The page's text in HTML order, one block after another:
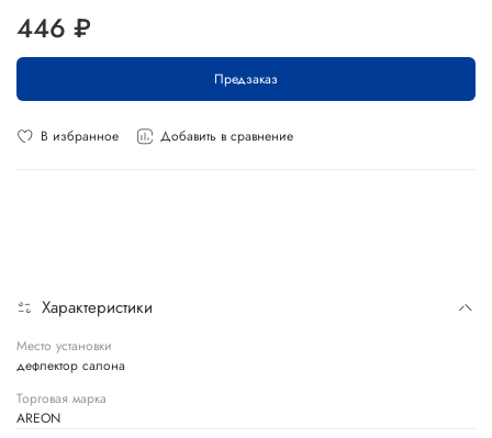
В избранное Добавить в сравнение
446 ₽
Предзаказ
Характеристики
Место установки
дефлектор салона
Торговая марка
AREON